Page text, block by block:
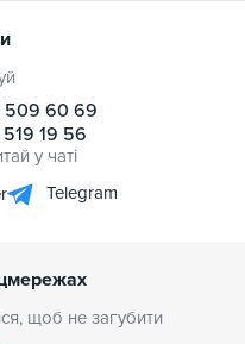
509 60 69
19 56
у чаті
Telegram
щоб не загубити